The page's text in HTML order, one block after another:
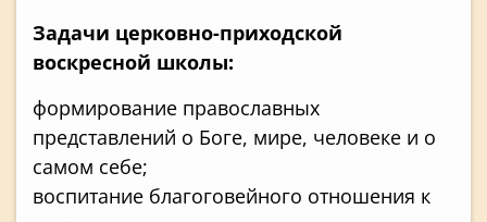
Задачи церковно-приходской
воскресной школы:
формирование православных
представлений о Боге, мире, человеке и о
самом себе;
воспитание благоговейного отношения к